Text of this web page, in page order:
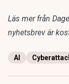
Läs mer från
nyhetsbrev är
AI